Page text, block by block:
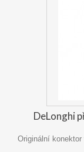
DeLonghi
Originální